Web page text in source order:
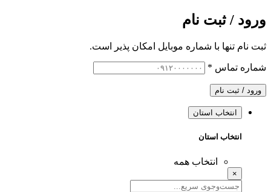
ورود / ثبت نام
ثبت نام تنها با شماره موبایل امکان پذیر است.
شماره تماس *
ورود / ثبت نام
انتخاب استان
انتخاب استان
انتخاب همه
×